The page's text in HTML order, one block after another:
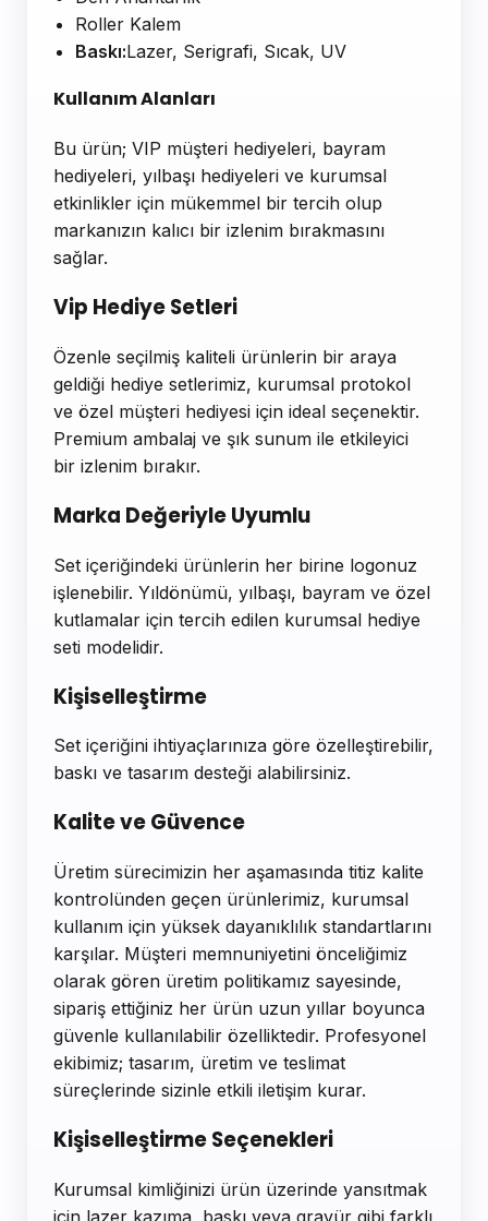
Roller Kalem
Baskı:Lazer, Serigrafi, Sıcak, UV
Kullanım Alanları
Bu ürün; VIP müşteri hediyeleri, bayram
hediyeleri, yılbaşı hediyeleri ve kurumsal
etkinlikler için mükemmel bir tercih olup
markanızın kalıcı bir izlenim bırakmasını
sağlar.
Vip Hediye Setleri
Özenle seçilmiş kaliteli ürünlerin bir araya
geldiği hediye setlerimiz, kurumsal protokol
ve özel müşteri hediyesi için ideal seçenektir.
Premium ambalaj ve şık sunum ile etkileyici
bir izlenim bırakır.
Marka Değeriyle Uyumlu
Set içeriğindeki ürünlerin her birine logonuz
işlenebilir. Yıldönümü, yılbaşı, bayram ve özel
kutlamalar için tercih edilen kurumsal hediye
seti modelidir.
Kişiselleştirme
Set içeriğini ihtiyaçlarınıza göre özelleştirebilir,
baskı ve tasarım desteği alabilirsiniz.
Kalite ve Güvence
Üretim sürecimizin her aşamasında titiz kalite
kontrolünden geçen ürünlerimiz, kurumsal
kullanım için yüksek dayanıklılık standartlarını
karşılar. Müşteri memnuniyetini önceliğimiz
olarak gören üretim politikamız sayesinde,
sipariş ettiğiniz her ürün uzun yıllar boyunca
güvenle kullanılabilir özelliktedir. Profesyonel
ekibimiz; tasarım, üretim ve teslimat
süreçlerinde sizinle etkili iletişim kurar.
Kişiselleştirme Seçenekleri
Kurumsal kimliğinizi ürün üzerinde yansıtmak
için lazer kazıma, baskı veya gravür gibi farklı